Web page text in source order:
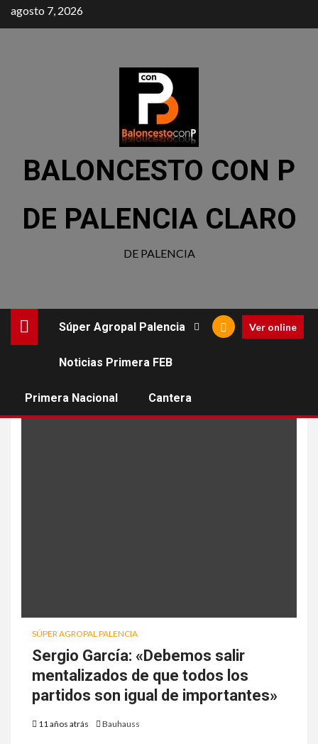
agosto 7, 2026
BALONCESTO CON P
DE PALENCIA CLARO
DE PALENCIA
Súper Agropal Palencia
Noticias Primera FEB
Primera Nacional Cantera
Ver online
SÚPER AGROPAL PALENCIA
Sergio García: «Debemos salir
mentalizados de que todos los
partidos son igual de importantes»
11 años atrás Bauhauss